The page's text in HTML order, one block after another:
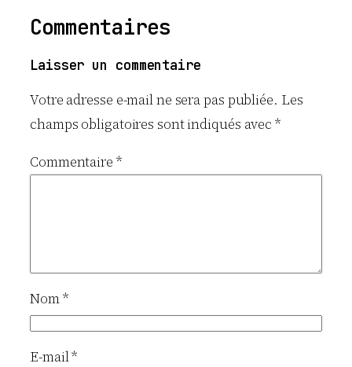
Commentaires
Laisser un commentaire
Votre adresse e-mail ne sera pas publiée. Les
champs obligatoires sont indiqués avec*
Commentaire *
Nom*
E-mail*